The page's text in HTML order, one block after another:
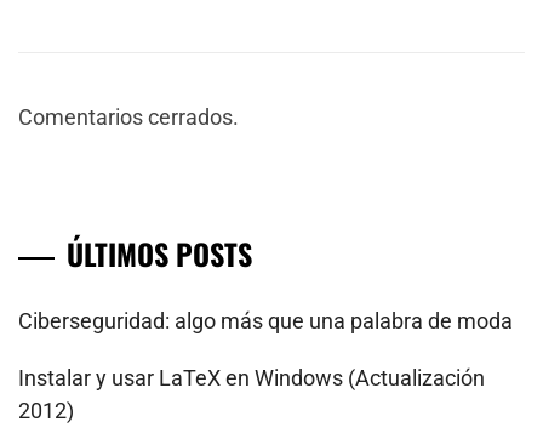
Comentarios cerrados.
ÚLTIMOS POSTS
Ciberseguridad: algo más que una palabra de moda
Instalar y usar LaTeX en Windows (Actualización
2012)